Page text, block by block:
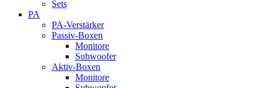
Sets
PA
PA-Verstärker
Passiv-Boxen
Monitore
Subwoofer
Aktiv-Boxen
Monitore